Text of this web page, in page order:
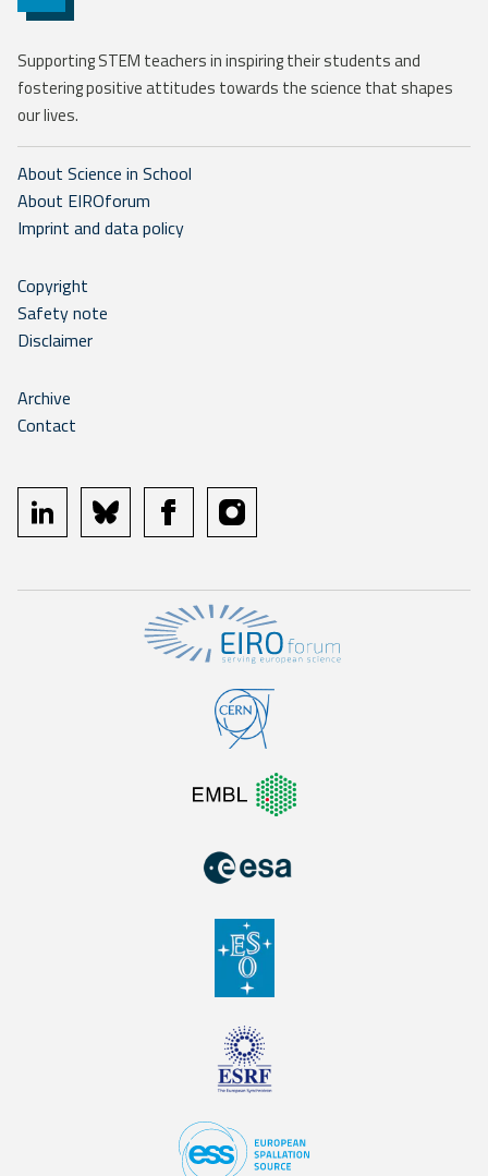
Supporting STEM teachers in inspiring their students and
fostering positive attitudes towards the science that shapes
our lives.
About Science in School
About EIROforum
Imprint and data policy
Copyright
Safety note
Disclaimer
Archive
Contact
linkedin bluesky facebookinstagram